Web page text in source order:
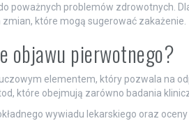
poważnych problemów zdrowotnych.
które mogą sugerować zakażenie.
objawu pierwotnego?
elementem, który pozwala na
które obejmują zarówno badania
wywiadu lekarskiego oraz